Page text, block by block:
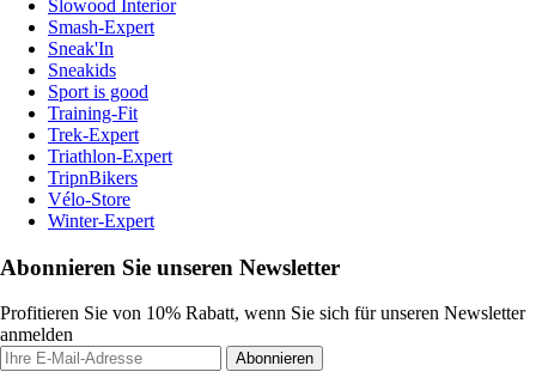
Slowood Interior
Smash-Expert
Sneak'In
Sneakids
Sport is good
Training-Fit
Trek-Expert
Triathlon-Expert
TripnBikers
Vélo-Store
Winter-Expert
Abonnieren Sie unseren Newsletter
Profitieren Sie von 10% Rabatt, wenn Sie sich für unseren Newsletter
anmelden
Abonnieren